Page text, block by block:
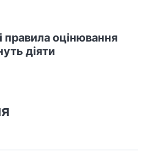
оцінювання
діяти